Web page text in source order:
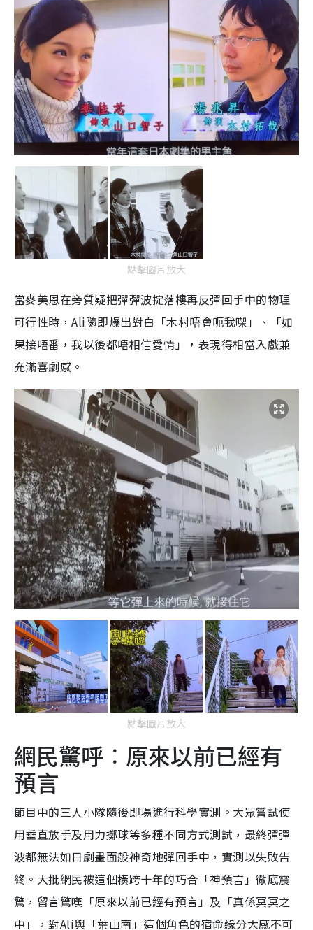
點擊圖片放大
當麥美恩在旁質疑把彈彈波掟落樓再反彈回手中的物理
可行性時，Ali隨即爆出對白「木村唔會呃我㗎」、「如
果接唔番，我以後都唔相信愛情」，表現得相當入戲兼
充滿喜劇感。
點擊圖片放大
網民驚呼︰原來以前已經有
預言
節目中的三人小隊隨後即場進行科學實測。大眾嘗試使
用垂直放手及用力擲球等多種不同方式測試，最終彈彈
波都無法如日劇畫面般神奇地彈回手中，實測以失敗告
終。大批網民被這個橫跨十年的巧合「神預言」徹底震
驚，留言驚嘆「原來以前已經有預言」及「真係冥冥之
中」，對Ali與「葉山南」這個角色的宿命緣分大感不可